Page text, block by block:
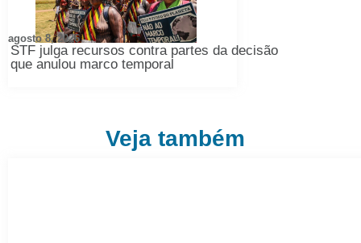
STF julga recursos contra partes da decisão
que anulou marco temporal
agosto 8, 2026
Veja também